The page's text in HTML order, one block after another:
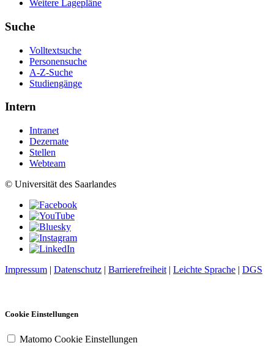
Weitere Lagepläne
Suche
Volltextsuche
Personensuche
A-Z-Suche
Studiengänge
Intern
Intranet
Dezernate
Stellen
Webteam
© Universität des Saarlandes
Impressum | Datenschutz | Barrierefreiheit | Leichte Sprache | DGS
Cookie Einstellungen
Matomo Cookie Einstellungen